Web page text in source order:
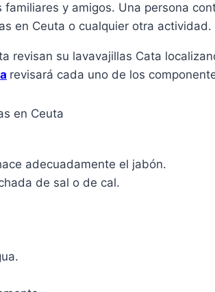
familiares y amigos. Una persona
en Ceuta o cualquier otra actividad.
revisan su lavavajillas Cata
revisará cada uno de los
adecuadamente el jabón.
de sal o de cal.